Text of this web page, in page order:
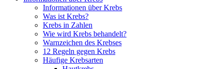
Informationen über Krebs
Was ist Krebs?
Krebs in Zahlen
Wie wird Krebs behandelt?
Warnzeichen des Krebses
12 Regeln gegen Krebs
Häufige Krebsarten